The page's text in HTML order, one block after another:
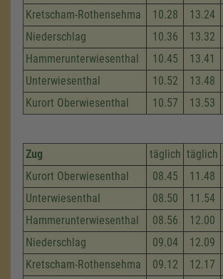
Kretscham-Rothensehma 10.28 13.24
Niederschlag
10.36 13.32
Hammerunterwiesenthal
10.45 13.41
Unterwiesenthal
10.52 13.48
Kurort Oberwiesenthal
10.57 13.53
Zug täglich täglich
Kurort Oberwiesenthal
08.45 11.48
Unterwiesenthal
08.50 11.54
Hammerunterwiesenthal
08.56 12.00
Niederschlag
09.04 12.09
Kretscham-Rothensehma
09.12 12.17